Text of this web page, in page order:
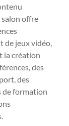
salon offre
de jeux vidéo,
la création
des
des
de formation